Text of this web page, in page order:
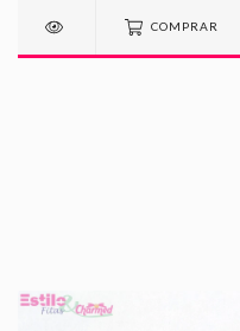
COMPRAR